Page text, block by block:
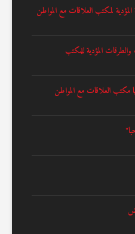
لمكتب العلاقات مع المواطن
المؤدية للمكتب
مكتب العلاقات مع المواطن